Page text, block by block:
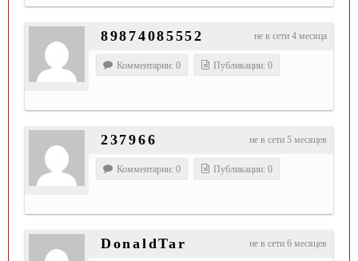
не в сети 4 месяца
89874085552
Комментарии: 0 Публикации: 0
не в сети 5 месяцев
237966
Комментарии: 0 Публикации: 0
не в сети 6 месяцев
DonaldTar